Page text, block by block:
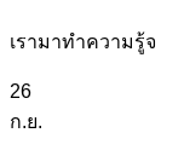
เรามาทำความรู้จ
26
ก.ย.